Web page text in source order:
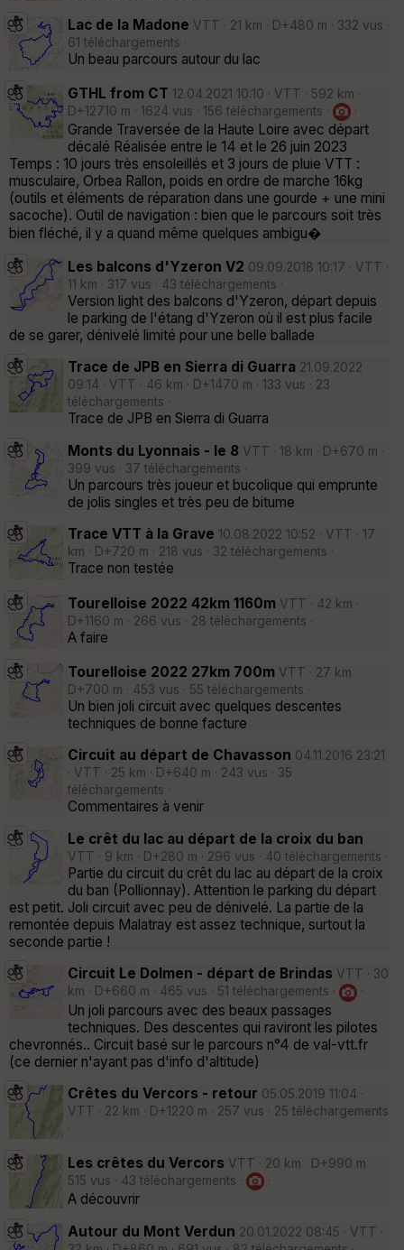
Lac de la Madone VTT · 21 km · D+480 m · 332 vus ·
61 téléchargements ·
Un beau parcours autour du lac
GTHL from CT 12.04.2021 10:10 · VTT · 592 km ·
D+12710 m · 1624 vus · 156 téléchargements ·
·
Grande Traversée de la Haute Loire avec départ
décalé Réalisée entre le 14 et le 26 juin 2023
Temps : 10 jours très ensoleillés et 3 jours de pluie VTT :
musculaire, Orbea Rallon, poids en ordre de marche 16kg
(outils et éléments de réparation dans une gourde + une mini
sacoche). Outil de navigation : bien que le parcours soit très
bien fléché, il y a quand même quelques ambigu�
Les balcons d'Yzeron V2 09.09.2018 10:17 · VTT ·
11 km · 317 vus · 43 téléchargements ·
Version light des balcons d'Yzeron, départ depuis
le parking de l'étang d'Yzeron où il est plus facile
de se garer, dénivelé limité pour une belle ballade
Trace de JPB en Sierra di Guarra 21.09.2022
09:14 · VTT · 46 km · D+1470 m · 133 vus · 23
téléchargements ·
Trace de JPB en Sierra di Guarra
Monts du Lyonnais - le 8 VTT · 18 km · D+670 m ·
399 vus · 37 téléchargements ·
Un parcours très joueur et bucolique qui emprunte
de jolis singles et très peu de bitume
Trace VTT à la Grave 10.08.2022 10:52 · VTT · 17
km · D+720 m · 218 vus · 32 téléchargements ·
Trace non testée
Tourelloise 2022 42km 1160m VTT · 42 km ·
D+1160 m · 266 vus · 28 téléchargements ·
A faire
Tourelloise 2022 27km 700m VTT · 27 km ·
D+700 m · 453 vus · 55 téléchargements ·
Un bien joli circuit avec quelques descentes
techniques de bonne facture
Circuit au départ de Chavasson 04.11.2016 23:21
· VTT · 25 km · D+640 m · 243 vus · 35
téléchargements ·
Commentaires à venir
Le crêt du lac au départ de la croix du ban
VTT · 9 km · D+280 m · 296 vus · 40 téléchargements ·
Partie du circuit du crêt du lac au départ de la croix
du ban (Pollionnay). Attention le parking du départ
est petit. Joli circuit avec peu de dénivelé. La partie de la
remontée depuis Malatray est assez technique, surtout la
seconde partie !
Circuit Le Dolmen - départ de Brindas VTT · 30
km · D+660 m · 465 vus · 51 téléchargements ·
·
Un joli parcours avec des beaux passages
techniques. Des descentes qui raviront les pilotes
chevronnés.. Circuit basé sur le parcours n°4 de val-vtt.fr
(ce dernier n'ayant pas d'info d'altitude)
Crêtes du Vercors - retour 05.05.2019 11:04 ·
VTT · 22 km · D+1220 m · 257 vus · 25 téléchargements
·
Les crêtes du Vercors VTT · 20 km · D+990 m ·
515 vus · 43 téléchargements ·
·
A découvrir
Autour du Mont Verdun 20.01.2022 08:45 · VTT ·